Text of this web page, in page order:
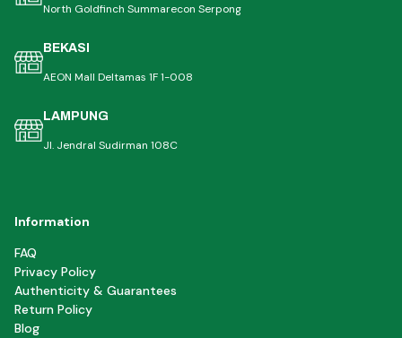
North Goldfinch Summarecon Serpong
BEKASI
AEON Mall Deltamas 1F 1-008
LAMPUNG
Jl. Jendral Sudirman 108C
Information
FAQ
Privacy Policy
Authenticity & Guarantees
Return Policy
Blog